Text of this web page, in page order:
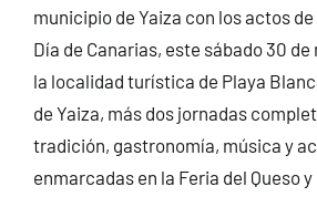
municipio de Yaiza con los actos
Día de Canarias, este sábado 30
la localidad turística de Playa
de Yaiza, más dos jornadas
tradición, gastronomía, música y
enmarcadas en la Feria del Queso y